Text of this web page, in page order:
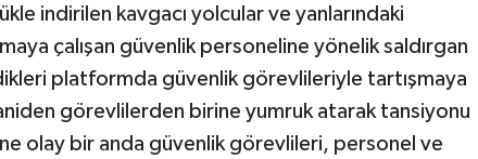
indirilen kavgacı yolcular ve yanlarındaki
çalışan güvenlik personeline yönelik saldırgan
platformda güvenlik görevlileriyle tartışmaya
görevlilerden birine yumruk atarak tansiyonu
olay bir anda güvenlik görevlileri, personel ve